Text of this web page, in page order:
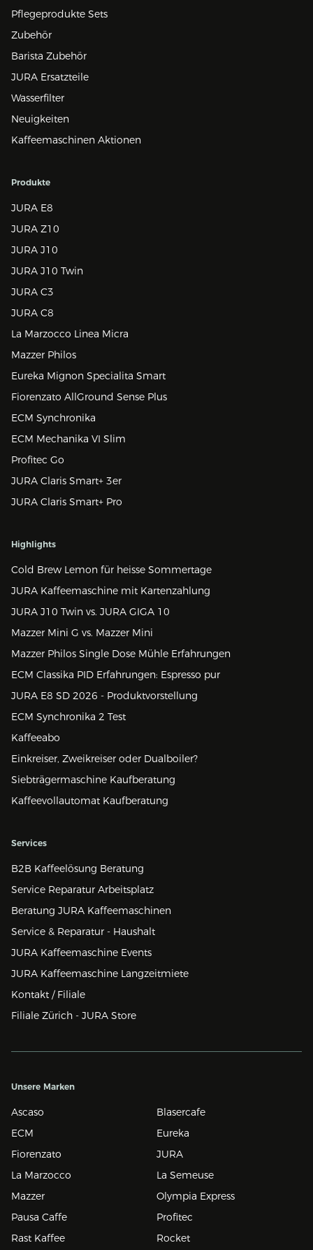
Pflegeprodukte Sets
Zubehör
Barista Zubehör
JURA Ersatzteile
Wasserfilter
Neuigkeiten
Kaffeemaschinen Aktionen
Produkte
JURA E8
JURA Z10
JURA J10
JURA J10 Twin
JURA C3
JURA C8
La Marzocco Linea Micra
Mazzer Philos
Eureka Mignon Specialita Smart
Fiorenzato AllGround Sense Plus
ECM Synchronika
ECM Mechanika VI Slim
Profitec Go
JURA Claris Smart+ 3er
JURA Claris Smart+ Pro
Highlights
Cold Brew Lemon für heisse Sommertage
JURA Kaffeemaschine mit Kartenzahlung
JURA J10 Twin vs. JURA GIGA 10
Mazzer Mini G vs. Mazzer Mini
Mazzer Philos Single Dose Mühle Erfahrungen
ECM Classika PID Erfahrungen: Espresso pur
JURA E8 SD 2026 - Produktvorstellung
ECM Synchronika 2 Test
Kaffeeabo
Einkreiser, Zweikreiser oder Dualboiler?
Siebträgermaschine Kaufberatung
Kaffeevollautomat Kaufberatung
Services
B2B Kaffeelösung Beratung
Service Reparatur Arbeitsplatz
Beratung JURA Kaffeemaschinen
Service & Reparatur - Haushalt
JURA Kaffeemaschine Events
JURA Kaffeemaschine Langzeitmiete
Kontakt / Filiale
Filiale Zürich - JURA Store
Unsere Marken
Ascaso
Blasercafe
ECM
Eureka
Fiorenzato
JURA
La Marzocco
La Semeuse
Mazzer
Olympia Express
Pausa Caffe
Profitec
Rast Kaffee
Rocket